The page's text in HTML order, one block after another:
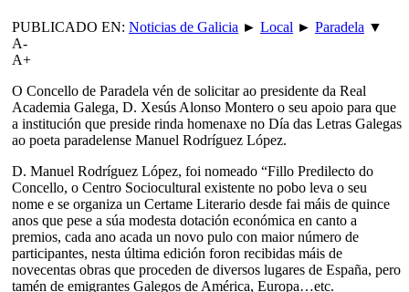
PUBLICADO EN: Noticias de Galicia ► Local ► Paradela ▼
A-
A+
O Concello de Paradela vén de solicitar ao presidente da Real
Academia Galega, D. Xesús Alonso Montero o seu apoio para que
a institución que preside rinda homenaxe no Día das Letras Galegas
ao poeta paradelense Manuel Rodríguez López.
D. Manuel Rodríguez López, foi nomeado “Fillo Predilecto do
Concello, o Centro Sociocultural existente no pobo leva o seu
nome e se organiza un Certame Literario desde fai máis de quince
anos que pese a súa modesta dotación económica en canto a
premios, cada ano acada un novo pulo con maior número de
participantes, nesta última edición foron recibidas máis de
novecentas obras que proceden de diversos lugares de España, pero
tamén de emigrantes Galegos de América, Europa…etc.